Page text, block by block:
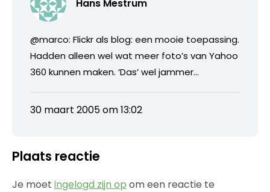
Hans Mestrum
@marco: Flickr als blog: een mooie toepassing.
Hadden alleen wel wat meer foto’s van Yahoo
360 kunnen maken. ‘Das’ wel jammer…
30 maart 2005 om 13:02
Plaats reactie
Je moet ingelogd zijn op om een reactie te